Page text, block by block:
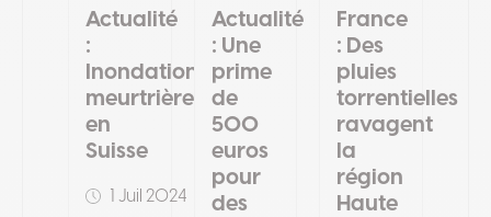
Actualité
:
Inondations
meurtrières
en
Suisse
1 Juil 2024
Actualité
: Une
prime
de
500
euros
pour
des
France
: Des
pluies
torrentielles
ravagent
la
région
Haute